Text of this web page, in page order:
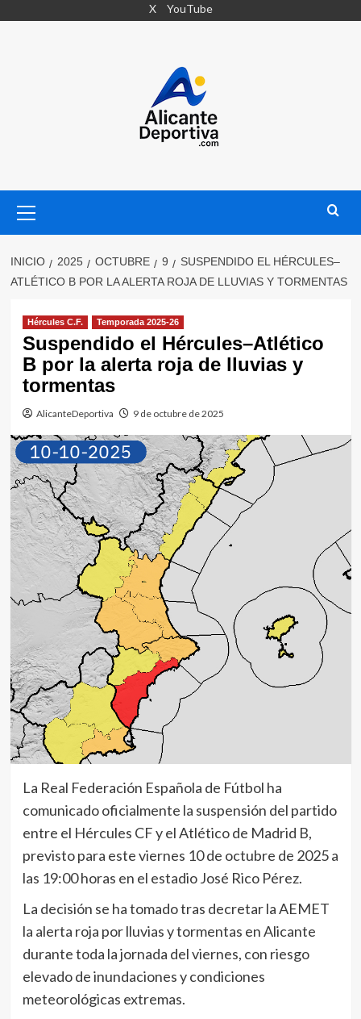
X YouTube
primario
INICIO 2025 OCTUBRE 9
SUSPENDIDO EL HÉRCULES–
ATLÉTICO B POR LA ALERTA ROJA DE LLUVIAS Y TORMENTAS
Hércules C.F. Temporada 2025-26
Suspendido el Hércules–Atlético
B por la alerta roja de lluvias y
tormentas
AlicanteDeportiva 9 de octubre de 2025
La Real Federación Española de Fútbol ha
comunicado oficialmente la suspensión del partido
entre el Hércules CF y el Atlético de Madrid B,
previsto para este viernes 10 de octubre de 2025 a
las 19:00 horas en el estadio José Rico Pérez.
La decisión se ha tomado tras decretar la AEMET
la alerta roja por lluvias y tormentas en Alicante
durante toda la jornada del viernes, con riesgo
elevado de inundaciones y condiciones
meteorológicas extremas.